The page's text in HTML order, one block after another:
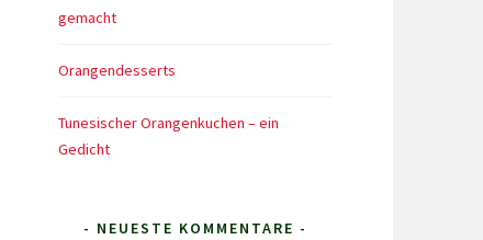
gemacht
Orangendesserts
Tunesischer Orangenkuchen – ein
Gedicht
- NEUESTE KOMMENTARE -